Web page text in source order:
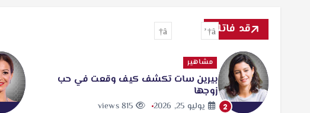
قد فاتك
2
مشاهير
بيرين سات تكشف كيف وقعت في حب
زوجها
يوليو 25, 2026